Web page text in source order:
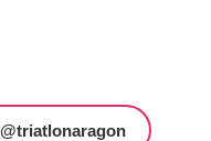
@triatlonaragon